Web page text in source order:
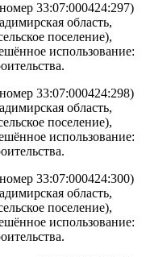
33:07:000424:297)
область,
поселение),
использование:
33:07:000424:298)
область,
поселение),
использование:
33:07:000424:300)
область,
поселение),
использование: